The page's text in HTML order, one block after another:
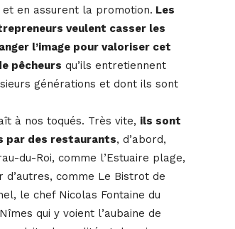
et en assurent la promotion. Les
veulent casser les
l’image pour valoriser cet
pêcheurs qu’ils entretiennent
générations et dont ils sont
à nos toqués. Très vite, ils sont
par des restaurants, d’abord,
du-Roi, comme l’Estuaire plage,
d’autres, comme Le Bistrot de
le chef Nicolas Fontaine du
qui y voient l’aubaine de